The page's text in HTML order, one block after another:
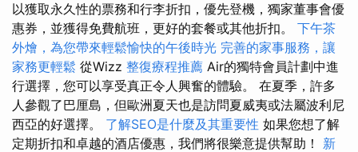
以獲取永久性的票務和行李折扣，優先登機，獨家董事會優
惠券，並獲得免費航班，更好的套餐或其他折扣。 下午茶
外燴，為您帶來輕鬆愉快的午後時光 完善的家事服務，讓
家務更輕鬆 從Wizz 整復療程推薦 Air的獨特會員計劃中進
行選擇，您可以享受真正令人興奮的體驗。 在夏季，許多
人參觀了巴厘島，但歐洲夏天也是訪問夏威夷或法屬波利尼
西亞的好選擇。 了解SEO是什麼及其重要性 如果您想了解
定期折扣和卓越的酒店優惠，我們將很樂意提供幫助！ 新